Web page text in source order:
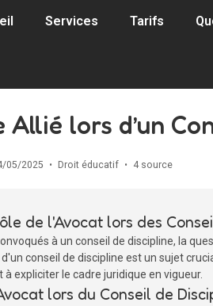
Services Tarifs
Allié lors d’un
05/2025 • Droit éducatif • 4 source
de l'Avocat lors des
à un conseil de discipline, la
conseil de discipline est un sujet
expliciter le cadre juridique en vigueur.
lors du Conseil de